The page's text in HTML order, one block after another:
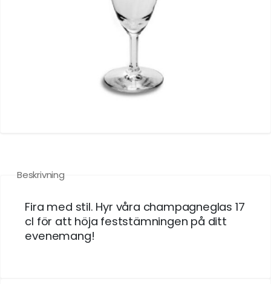
Beskrivning
Fira med stil. Hyr våra champagneglas 17
cl för att höja feststämningen på ditt
evenemang!